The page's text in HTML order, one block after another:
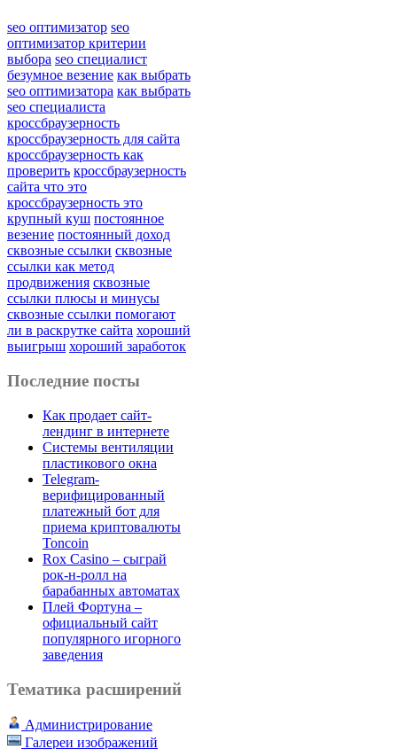
seo оптимизатор seo
оптимизатор критерии
выбора seo специалист
безумное везение как выбрать
seo оптимизатора как выбрать
seo специалиста
кроссбраузерность
кроссбраузерность для сайта
кроссбраузерность как
проверить кроссбраузерность
сайта что это
кроссбраузерность это
крупный куш постоянное
везение постоянный доход
сквозные ссылки сквозные
ссылки как метод
продвижения сквозные
ссылки плюсы и минусы
сквозные ссылки помогают
ли в раскрутке сайта хороший
выигрыш хороший заработок
Последние посты
Как продает сайт-
лендинг в интернете
Системы вентиляции
пластикового окна
Telegram-
верифицированный
платежный бот для
приема криптовалюты
Toncoin
Rox Casino – сыграй
рок-н-ролл на
барабанных автоматах
Плей Фортуна –
официальный сайт
популярного игорного
заведения
Тематика расширений
Администрирование
Галереи изображений